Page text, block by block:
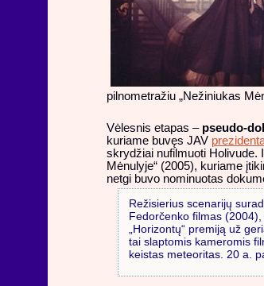
pilnometražiu „Nežiniukas
Vėlesnis etapas – pseudo-
kuriame buvęs JAV
skrydžiai nufilmuoti Holivude.
Mėnulyje“ (2005), kuriame
netgi buvo nominuotas
Režisierius scenarijų
Fedorčenko filmas
„Horizontų“ premiją už
tai slaptomis kameromis
keistas meteoritas. 20 a.